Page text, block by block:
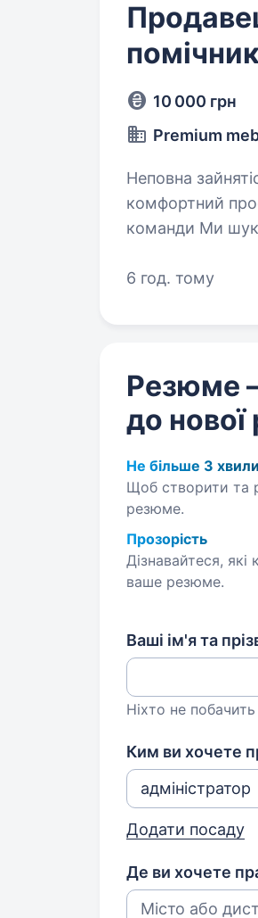
10 000 грн
Premium
Неповна зайнятість. Premium mebli — це меблевий салон, де
комфортний
команди Ми шукаємо Помічника адміністратора салону. Якщо Вам
6 год. тому
Резюме
до нової
Не більше 3
Щоб створити та
резюме.
Прозорість
Дізнавайтеся, які
ваше резюме.
Ваші ім'я та
Ніхто не
Ким ви хочете
Додати посаду
Де ви хочете